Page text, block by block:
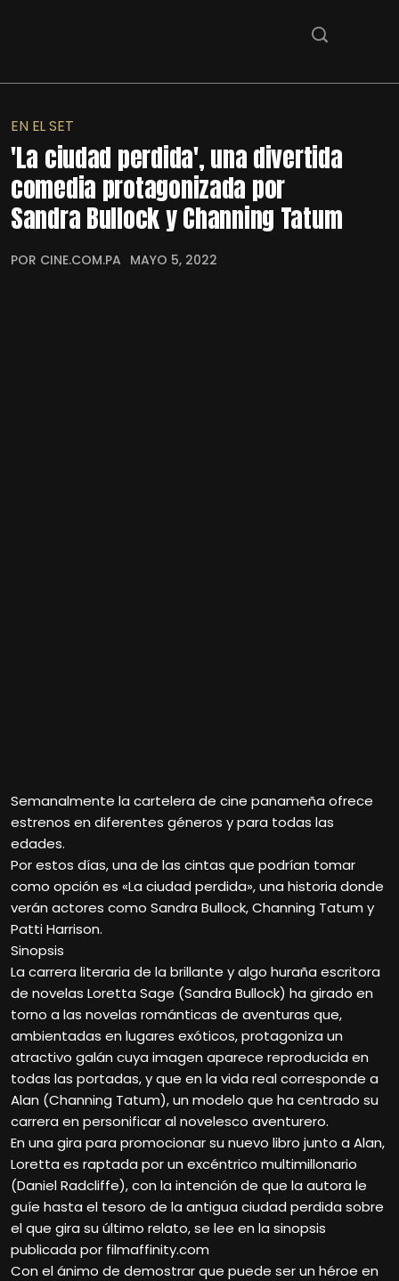
EN EL SET
'La ciudad perdida', una divertida
comedia protagonizada por
Sandra Bullock y Channing Tatum
POR CINE.COM.PA MAYO 5, 2022
Semanalmente la cartelera de cine panameña ofrece
estrenos en diferentes géneros y para todas las
edades.
Por estos días, una de las cintas que podrían tomar
como opción es «La ciudad perdida», una historia donde
verán actores como Sandra Bullock, Channing Tatum y
Patti Harrison.
Sinopsis
La carrera literaria de la brillante y algo huraña escritora
de novelas Loretta Sage (Sandra Bullock) ha girado en
torno a las novelas románticas de aventuras que,
ambientadas en lugares exóticos, protagoniza un
atractivo galán cuya imagen aparece reproducida en
todas las portadas, y que en la vida real corresponde a
Alan (Channing Tatum), un modelo que ha centrado su
carrera en personificar al novelesco aventurero.
En una gira para promocionar su nuevo libro junto a Alan,
Loretta es raptada por un excéntrico multimillonario
(Daniel Radcliffe), con la intención de que la autora le
guíe hasta el tesoro de la antigua ciudad perdida sobre
el que gira su último relato, se lee en la sinopsis
publicada por filmaffinity.com
Con el ánimo de demostrar que puede ser un héroe en